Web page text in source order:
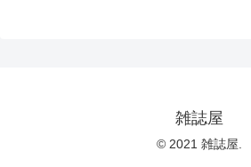
雑誌屋
© 2021 雑誌屋.